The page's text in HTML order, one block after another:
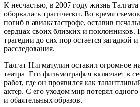
К несчастью, в 2007 году жизнь
оборвалась трагически. Во время
погиб в авиакатастрофе, оставив
сердцах своих близких и поклонников.
трагедии до сих пор остается загадкой
расследования.
Талгат Нигматулин оставил огромное
театра. Его фильмография включает в
работ, где он проявился как
актер. С его уходом мир потерял
и обаятельных образов.